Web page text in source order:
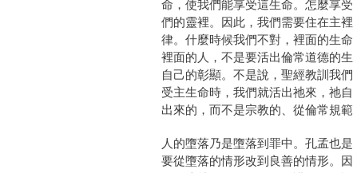
命，使我們能享受這生命。怎麼享
們的靈裡。因此，我們需要住在主
律。什麼時候我們不對，裡面的生
裡面的人，不是要活出倫常道德的
自己的彰顯。不是說，聖經教訓我
受主生命時，我們就活出祂來，祂
出來的，而不是宗教的、從倫常規範
人的墮落乃是墮落到罪中。孔孟也
要從墮落的情形改到良善的情形。